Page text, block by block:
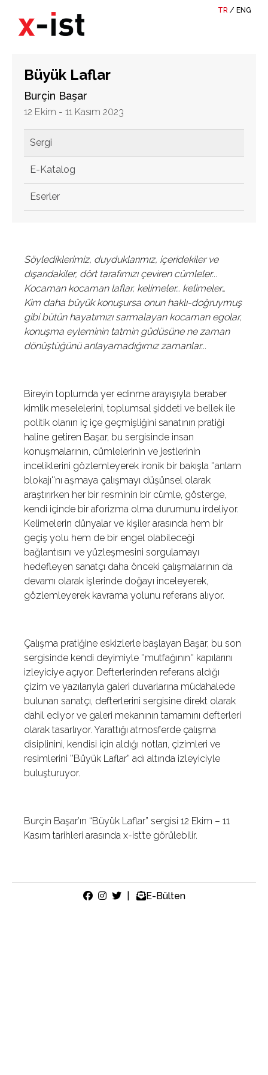
TR / ENG
Büyük Laflar
Burçin Başar
12 Ekim - 11 Kasım 2023
Sergi
E-Katalog
Eserler
Söylediklerimiz, duyduklarımız, içeridekiler ve
dışarıdakiler, dört tarafımızı çeviren cümleler...
Kocaman kocaman laflar, kelimeler… kelimeler…
Kim daha büyük konuşursa onun haklı-doğruymuş
gibi bütün hayatımızı sarmalayan kocaman egolar,
konuşma eyleminin tatmin güdüsüne ne zaman
dönüştüğünü anlayamadığımız zamanlar...
Bireyin toplumda yer edinme arayışıyla beraber
kimlik meselelerini, toplumsal şiddeti ve bellek ile
politik olanın iç içe geçmişliğini sanatının pratiği
haline getiren Başar, bu sergisinde insan
konuşmalarının, cümlelerinin ve jestlerinin
inceliklerini gözlemleyerek ironik bir bakışla ''anlam
blokajı''nı aşmaya çalışmayı düşünsel olarak
araştırırken her bir resminin bir cümle, gösterge,
kendi içinde bir aforizma olma durumunu irdeliyor.
Kelimelerin dünyalar ve kişiler arasında hem bir
geçiş yolu hem de bir engel olabileceği
bağlantısını ve yüzleşmesini sorgulamayı
hedefleyen sanatçı daha önceki çalışmalarının da
devamı olarak işlerinde doğayı inceleyerek,
gözlemleyerek kavrama yolunu referans alıyor.
Çalışma pratiğine eskizlerle başlayan Başar, bu son
sergisinde kendi deyimiyle ''mutfağının'' kapılarını
izleyiciye açıyor. Defterlerinden referans aldığı
çizim ve yazılarıyla galeri duvarlarına müdahalede
bulunan sanatçı, defterlerini sergisine direkt olarak
dahil ediyor ve galeri mekanının tamamını defterleri
olarak tasarlıyor. Yarattığı atmosferde çalışma
disiplinini, kendisi için aldığı notları, çizimleri ve
resimlerini ''Büyük Laflar” adı altında izleyiciyle
buluşturuyor.
Burçin Başar’ın “Büyük Laflar” sergisi 12 Ekim – 11
Kasım tarihleri arasında x-ist’te görülebilir.
E-Bülten